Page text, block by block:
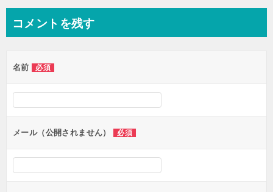
ビ
ー
シ
ョ
ン
コメントを残す
名前 必須
メール（公開されません） 必須